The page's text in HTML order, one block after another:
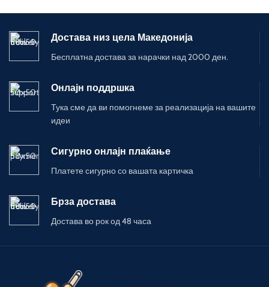
Достава низ цела Македонија
Бесплатна достава за нарачки над 2000 ден.
Онлајн поддршка
Тука сме да ви помогнеме за реализација на вашите
идеи
Сигурно онлајн плаќање
Платете сигурно со вашата картичка
Брза достава
Достава во рок од 48 часа